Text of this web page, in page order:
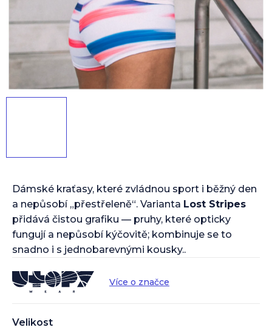
Velikost
Dámské kraťasy, které zvládnou sport i běžný den
a nepůsobí „přestřeleně“. Varianta Lost Stripes
přidává čistou grafiku — pruhy, které opticky
fungují a nepůsobí kýčovitě; kombinuje se to
snadno i s jednobarevnými kousky..
Více o značce